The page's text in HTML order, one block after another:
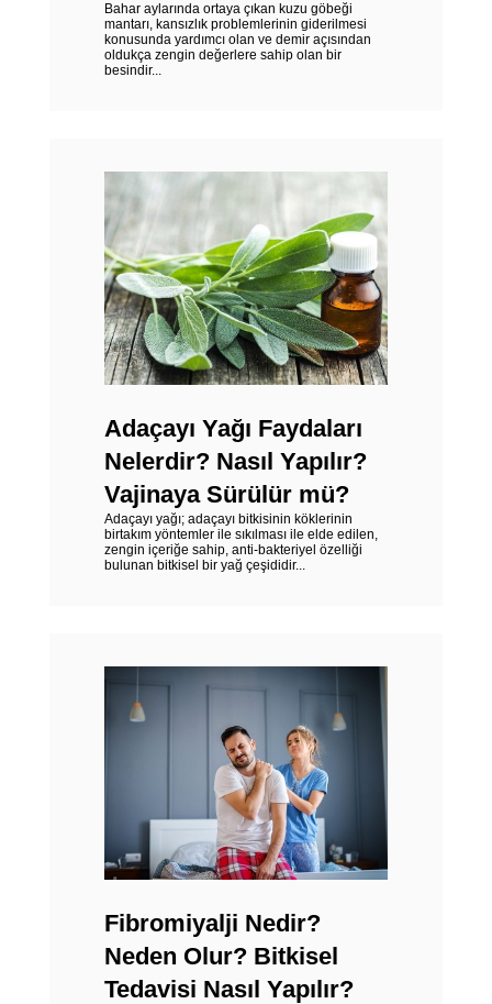
Bahar aylarında ortaya çıkan kuzu göbeği
mantarı, kansızlık problemlerinin giderilmesi
konusunda yardımcı olan ve demir açısından
oldukça zengin değerlere sahip olan bir
besindir...
Adaçayı Yağı Faydaları
Nelerdir? Nasıl Yapılır?
Vajinaya Sürülür mü?
Adaçayı yağı; adaçayı bitkisinin köklerinin
birtakım yöntemler ile sıkılması ile elde edilen,
zengin içeriğe sahip, anti-bakteriyel özelliği
bulunan bitkisel bir yağ çeşididir...
Fibromiyalji Nedir?
Neden Olur? Bitkisel
Tedavisi Nasıl Yapılır?